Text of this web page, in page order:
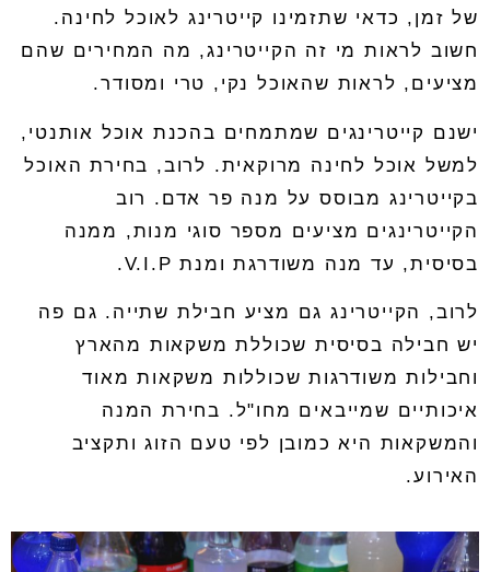
של זמן, כדאי שתזמינו קייטרינג לאוכל לחינה .
חשוב לראות מי זה הקייטרינג, מה המחירים שהם
מציעים, לראות שהאוכל נקי, טרי ומסודר.
ישנם קייטרינגים שמתמחים בהכנת אוכל אותנטי,
למשל אוכל לחינה מרוקאית. לרוב, בחירת האוכל
בקייטרינג מבוסס על מנה פר אדם. רוב
הקייטרינגים מציעים מספר סוגי מנות, ממנה
בסיסית, עד מנה משודרגת ומנת V.I.P
.
לרוב, הקייטרינג גם מציע חבילת שתייה. גם פה
יש חבילה בסיסית שכוללת משקאות מהארץ
וחבילות משודרגות שכוללות משקאות מאוד
איכותיים שמייבאים מחו"ל. בחירת המנה
והמשקאות היא כמובן לפי טעם הזוג ותקציב
האירוע.